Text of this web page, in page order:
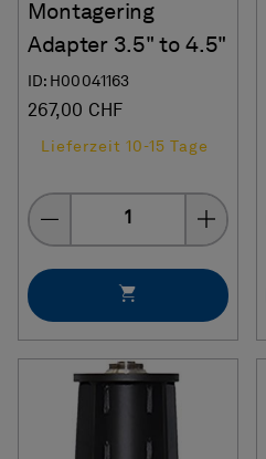
Montagering
Adapter 3.5" to 4.5"
ID: H00041163
267,00 CHF
Lieferzeit 10-15 Tage